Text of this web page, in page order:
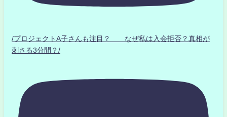
/プロジェクトA子さんも注目？ なぜ私は入会拒否？真相が
刺さる3分間？/